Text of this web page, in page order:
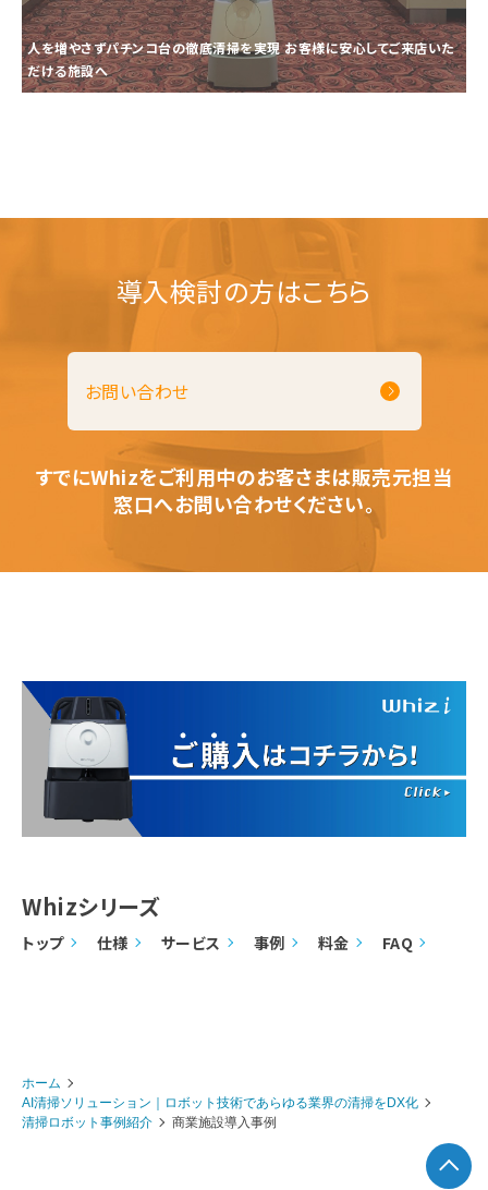
人を増やさずパチンコ台の徹底清掃を実現 お客様に安心してご来店いた
だける施設へ
導入検討の方はこちら
お問い合わせ
すでにWhizをご利用中のお客さまは販売元担当
窓口へお問い合わせください。
Whizシリーズ
トップ 仕様 サービス 事例 料金 FAQ
ホーム
AI清掃ソリューション｜ロボット技術であらゆる業界の清掃をDX化
清掃ロボット事例紹介
商業施設導入事例